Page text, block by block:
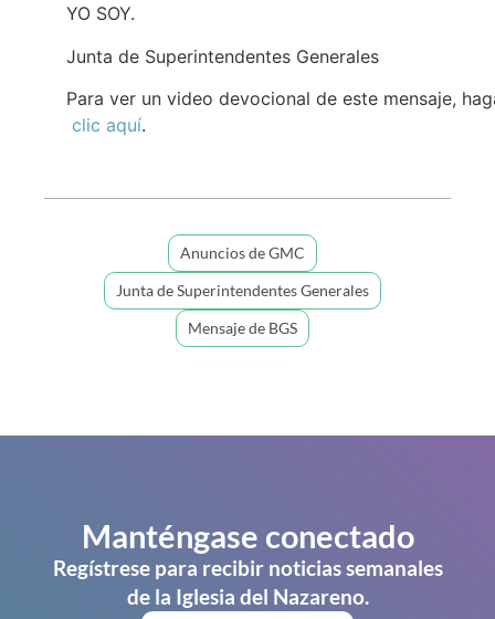
YO SOY.
Junta de Superintendentes Generales
Para ver un video devocional de este mensaje,
clic aquí.
Anuncios de GMC
Junta de Superintendentes Generales
Mensaje de BGS
Manténgase conectado
Regístrese para recibir noticias semanales
de la Iglesia del Nazareno.